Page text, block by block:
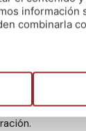
a
tienes
combinarla